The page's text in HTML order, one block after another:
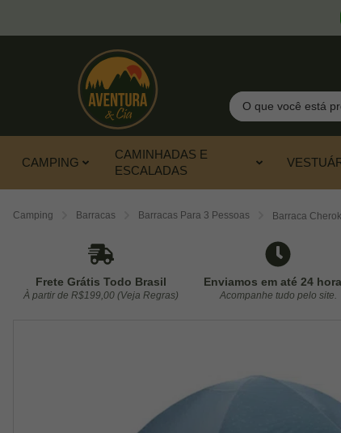
Pesquisar
CAMPING
CAMINHADAS E
ESCALADAS
Camping Barracas Barracas Para 3 Pessoas Barraca
Frete Grátis Todo Brasil
À partir de R$199,00 (Veja Regras)
Enviamos em até 24
Acompanhe tudo pelo site.